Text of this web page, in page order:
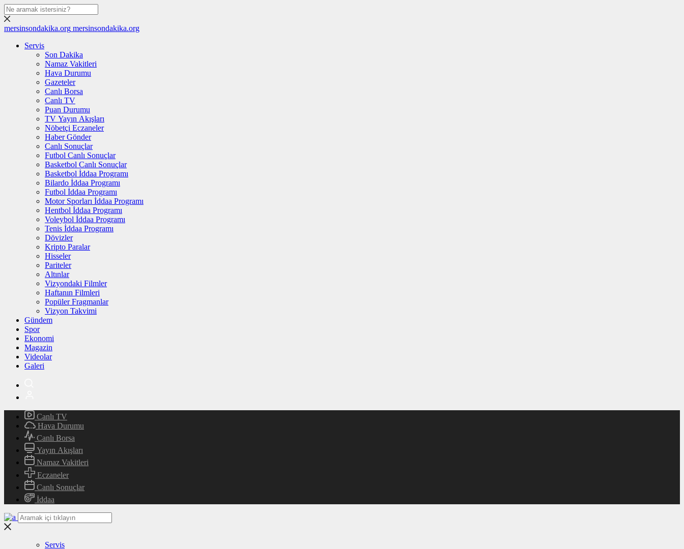
mersinsondakika.org mersinsondakika.org
Servis
Son Dakika
Namaz Vakitleri
Hava Durumu
Gazeteler
Canlı Borsa
Canlı TV
Puan Durumu
TV Yayın Akışları
Nöbetçi Eczaneler
Haber Gönder
Canlı Sonuçlar
Futbol Canlı Sonuçlar
Basketbol Canlı Sonuçlar
Basketbol İddaa Programı
Bilardo İddaa Programı
Futbol İddaa Programı
Motor Sporları İddaa Programı
Hentbol İddaa Programı
Voleybol İddaa Programı
Tenis İddaa Programı
Dövizler
Kripto Paralar
Hisseler
Pariteler
Altınlar
Vizyondaki Filmler
Haftanın Filmleri
Popüler Fragmanlar
Vizyon Takvimi
Gündem
Spor
Ekonomi
Magazin
Videolar
Galeri
Canlı TV
Hava Durumu
Canlı Borsa
Yayın Akışları
Namaz Vakitleri
Eczaneler
Canlı Sonuçlar
İddaa
Servis